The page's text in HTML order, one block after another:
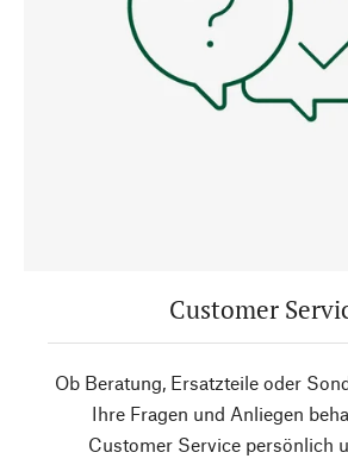
Customer
Ob Beratung, Ersatzteile oder
Ihre Fragen und Anliegen
Customer Service persönlich